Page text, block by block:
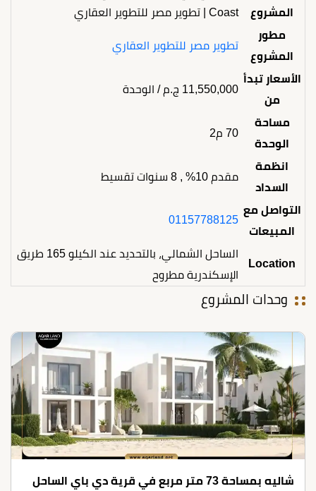
المشروع
Coast | تطوير مصر للتطوير العقاري
مطور
المشروع
تطوير مصر للتطوير العقاري
الأسعار تبدأ
من
11,550,000 ج.م / الوحدة
مساحة
الوحدة
70 م2
انظمة
السداد
مقدم 10% , 8 سنوات تقسيط
التواصل مع
المبيعات
01157788125
Location
الساحل الشمالي، بالتحديد عند الكيلو 165 طريق
الإسكندرية مطروح
وحدات المشروع
شاليه بمساحة 73 متر مربع في قرية دي باي الساحل